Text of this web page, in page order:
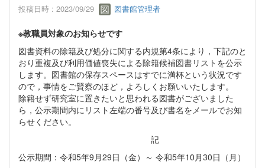
投稿日時 : 2023/09/29 図書館管理者
※教職員対象のお知らせです
図書資料の除籍及び処分に関する内規第4条により，下記のと
おり重複及び利用価値喪失による除籍候補図書リストを公示
します。図書館の保存スペースはすでに満杯という状況です
ので，事情をご賢察のほど，よろしくお願いいたします。
除籍せず研究室に置きたいと思われる図書がございました
ら，公示期間内にリスト左端の番号及び書名をメールでお知
らせください。
記
公示期間：令和5年9月29日（金）～ 令和5年10月30日（月）